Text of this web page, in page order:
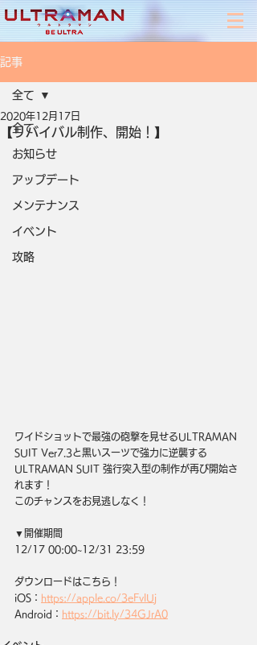
記事
全て
お知らせ
アップデート
メンテナンス
イベント
攻略
全て
【リバイバル制作、開始！】
2020年12月17日
ワイドショットで最強の砲撃を見せるULTRAMAN
SUIT Ver7.3と黒いスーツで強力に逆襲する
ULTRAMAN SUIT 強行突入型の制作が再び開始さ
れます！
このチャンスをお見逃しなく！
▼開催期間
12/17 00:00~12/31 23:59
ダウンロードはこちら！
iOS： https://apple.co/3eFvlUj
Android： https://bit.ly/34GJrA0